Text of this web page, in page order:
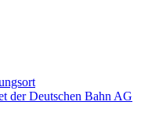
der Deutschen Bahn AG